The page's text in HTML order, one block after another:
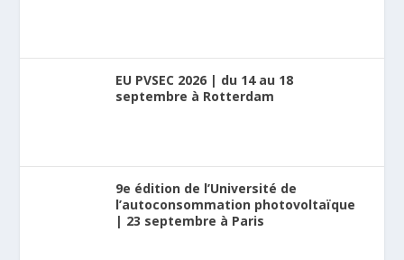
EU PVSEC 2026 | du 14 au 18
septembre à Rotterdam
9e édition de l’Université de
l’autoconsommation photovoltaïque
| 23 septembre à Paris